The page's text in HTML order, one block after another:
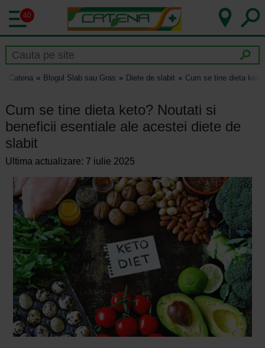
40
Catena Blogul Slab sau Gras Diete de slabit Cum se tine dieta
Cum se tine dieta keto? Noutati si
beneficii esentiale ale acestei diete de
slabit
Ultima actualizare: 7 iulie 2025